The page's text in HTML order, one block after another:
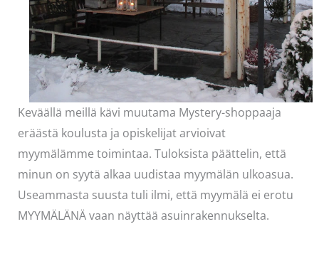
Keväällä meillä kävi muutama Mystery-shoppaaja
eräästä koulusta ja opiskelijat arvioivat
myymälämme toimintaa. Tuloksista päättelin, että
minun on syytä alkaa uudistaa myymälän ulkoasua.
Useammasta suusta tuli ilmi, että myymälä ei erotu
MYYMÄLÄNÄ vaan näyttää asuinrakennukselta.